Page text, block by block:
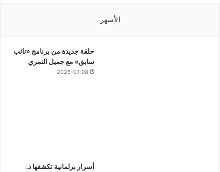
الأشهر
حلقة جديدة من برنامج «نائب
سابق» مع جميل النمري
2026-01-08
أسرار برلمانية تكشفها د.